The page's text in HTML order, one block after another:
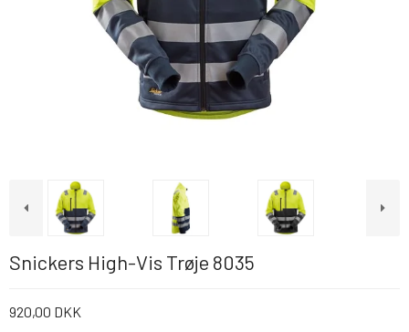
Snickers High-Vis Trøje 8035
920,00 DKK